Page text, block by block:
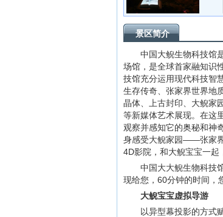
景区简介
中国大鲵生物科技馆
场馆，是全球首家融知识
技馆充分运用现代科技智
生存传奇、张家界世界地
晶体、上古封印、大鲵家
等新媒体艺术展现。在这
观察并感知它的奥秘和神
身感受大鲵家园——张家
4D影院，和大鲵宝宝一起
中国大大鲵生物科技
现给您，60分钟的时间，
大鲵宝宝虚拟导游
以异型幕投影的方式